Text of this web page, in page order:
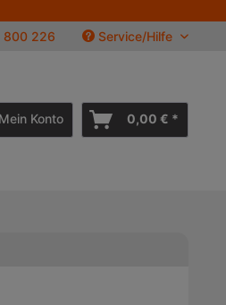
800 226 Service/Hilfe
Mein Konto 0,00 € *